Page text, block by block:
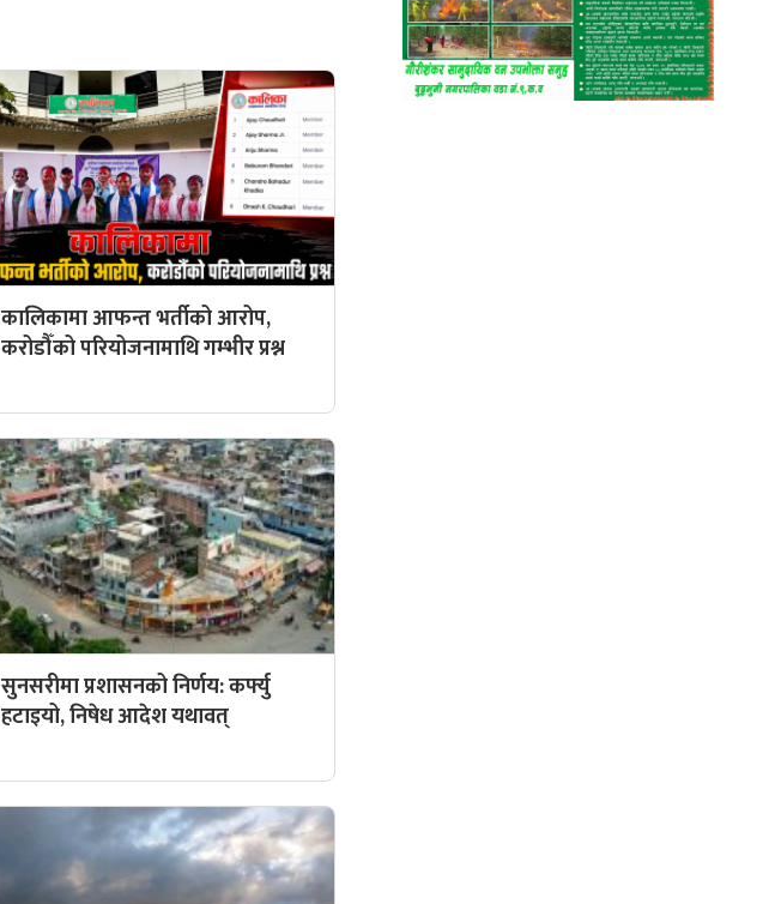
कालिकामा आफन्त भर्तीको आरोप,
करोडौँको परियोजनामाथि गम्भीर प्रश्न
सुनसरीमा प्रशासनको निर्णय: कर्फ्यु
हटाइयो, निषेध आदेश यथावत्